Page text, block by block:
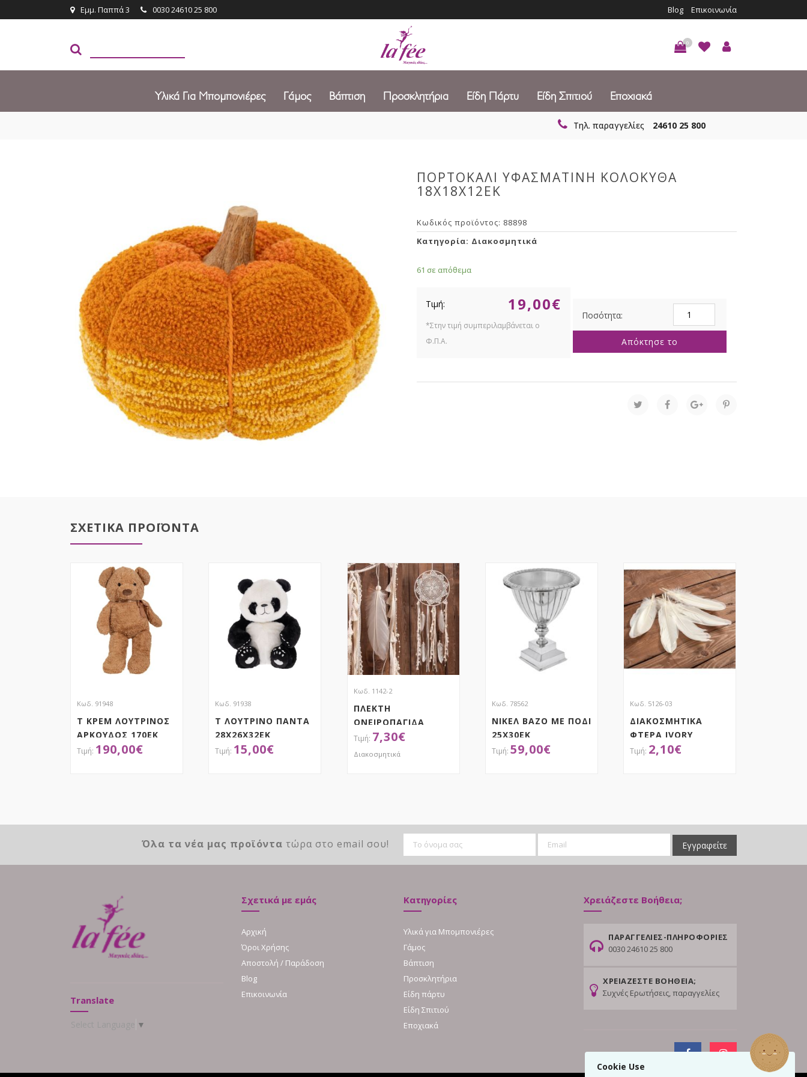
Cookie Use
Εμμ. Παππά 3 0030 24610 25 800 Blog Επικοινωνία
0
Υλικά Για Μπομπονιέρες Γάμος Βάπτιση Προσκλητήρια Είδη Πάρτυ Είδη Σπιτιού Εποχιακά
Τηλ. παραγγελίες 24610 25 800
ΠΟΡΤΟΚΑΛΙ ΥΦΑΣΜΑΤΙΝΗ ΚΟΛΟΚΥΘΑ
18Χ18Χ12ΕΚ
Κωδικός προϊόντος: 88898
Κατηγορία: Διακοσμητικά
61 σε απόθεμα
19,00€
ΥΦΑΣΜΑΤΙΝΗ
ΚΟΛΟΚΥΘΑ
18Χ18Χ12ΕΚ
ποσότητα
Απόκτησε το
ΣΧΕΤΙΚΑ ΠΡΟΪΟΝΤΑ
Κωδ. 91948
Τ ΚΡΕΜ ΛΟΥΤΡΙΝΟΣ
ΑΡΚΟΥΔΟΣ 170ΕΚ
190,00€
Κωδ. 91938
Τ ΛΟΥΤΡΙΝΟ ΠΑΝΤΑ
28Χ26Χ32ΕΚ
15,00€
Κωδ. 1142-2
ΠΛΕΚΤΗ
ΟΝΕΙΡΟΠΑΓΙΔΑ
7,30€
Διακοσμητικά
Κωδ. 78562
ΝΙΚΕΛ ΒΑΖΟ ΜΕ ΠΟΔΙ
25Χ30ΕΚ
59,00€
Κωδ. 5126-03
ΔΙΑΚΟΣΜΗΤΙΚΑ
ΦΤΕΡΑ IVORY
2,10€
Όλα τα νέα μας προϊόντα τώρα στο email σου! Εγγραφείτε
Translate
▼
Σχετικά με εμάς
Αρχική
Όροι Χρήσης
Αποστολή / Παράδοση
Blog
Επικοινωνία
Κατηγορίες
Υλικά για Μπομπονιέρες
Γάμος
Βάπτιση
Προσκλητήρια
Είδη πάρτυ
Είδη Σπιτιού
Εποχιακά
Χρειάζεστε Βοήθεια;
ΠΑΡΑΓΓΕΛΙΕΣ-ΠΛΗΡΟΦΟΡΙΕΣ
0030 24610 25 800
ΧΡΕΙΑΖΕΣΤΕ ΒΟΗΘΕΙΑ;
Συχνές Ερωτήσεις, παραγγελίες